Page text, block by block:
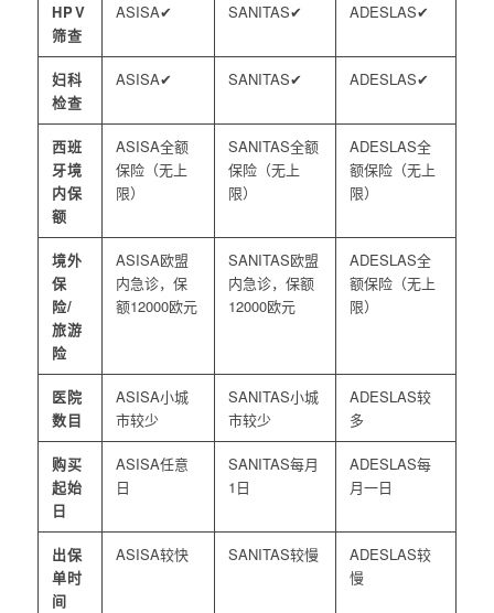
HPV
筛查
✔ ✔ ✔
妇科
检查
✔ ✔ ✔
西班
牙境
内保
额
全额
保险（无上
限）
全额
保险（无上
限）
全
额保险（无上
限）
境外
保
险/
旅游
险
欧盟
内急诊，保
额12000欧元
欧盟
内急诊，保额
12000欧元
全
额保险（无上
限）
医院
数目
小城
市较少
小城
市较少
较
多
购买
起始
日
任意
日
每月
1日
每
月一日
出保
单时
间
较快 较慢
较
慢